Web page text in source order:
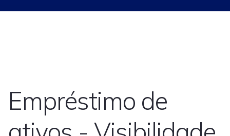
Empréstimo de